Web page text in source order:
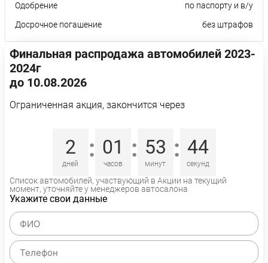
Одобрение
по паспорту и в/у
Досрочное погашение
без штрафов
Финальная распродажа автомобилей 2023-
2024г
до 10.08.2026
Ограниченная акция, закончится через
2
дней
: 01
часов
: 53
минут
: 43
секунд
Список автомобилей, участвующий в Акции на текущий
момент, уточняйте у менеджеров автосалона
Укажите свои данные